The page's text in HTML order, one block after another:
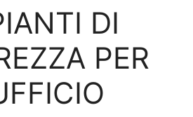
DI
PER